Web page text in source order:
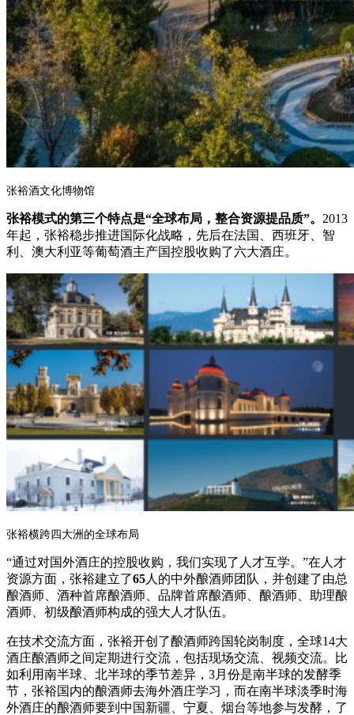
张裕酒文化博物馆
张裕模式的第三个特点是“全球布局，整合资源提品质”。 2013
年起，张裕稳步推进国际化战略，先后在法国、西班牙、智
利、澳大利亚等葡萄酒主产国控股收购了六大酒庄。
张裕横跨四大洲的全球布局
“通过对国外酒庄的控股收购，我们实现了人才互学。”在人才
资源方面，张裕建立了65人的中外酿酒师团队，并创建了由总
酿酒师、酒种首席酿酒师、品牌首席酿酒师、酿酒师、助理酿
酒师、初级酿酒师构成的强大人才队伍。
在技术交流方面，张裕开创了酿酒师跨国轮岗制度，全球14大
酒庄酿酒师之间定期进行交流，包括现场交流、视频交流。比
如利用南半球、北半球的季节差异，3月份是南半球的发酵季
节，张裕国内的酿酒师去海外酒庄学习，而在南半球淡季时海
外酒庄的酿酒师要到中国新疆、宁夏、烟台等地参与发酵，了